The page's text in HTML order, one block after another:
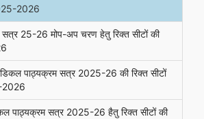
2026
सत्र 25-26 मोप-अप चरण हेतु रिक्त सीटों की
पाठ्यक्रम सत्र 2025-26 की रिक्त सीटों
2026
पाठ्यक्रम सत्र 2025-26 हैतु रिक्त सीटों की